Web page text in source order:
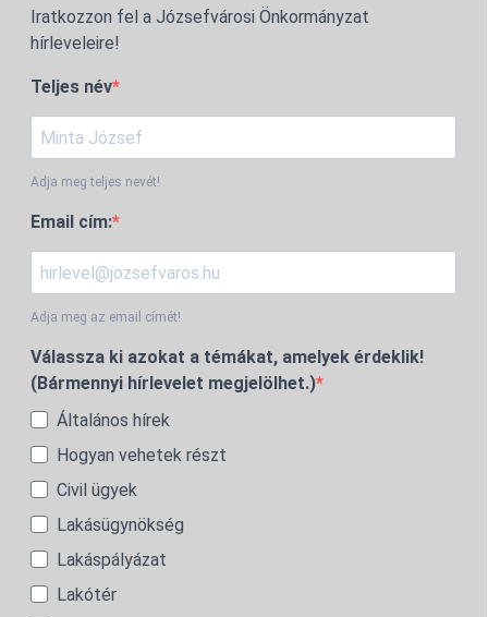
Iratkozzon fel a Józsefvárosi Önkormányzat
hírleveleire!
Teljes név
Adja meg teljes nevét!
Email cím:
Adja meg az email címét!
Válassza ki azokat a témákat, amelyek érdeklik!
(Bármennyi hírlevelet megjelölhet.)
Általános hírek
Hogyan vehetek részt
Civil ügyek
Lakásügynökség
Lakáspályázat
Lakótér